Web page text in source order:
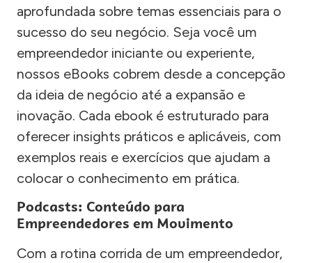
aprofundada sobre temas essenciais para o
sucesso do seu negócio. Seja você um
empreendedor iniciante ou experiente,
nossos eBooks cobrem desde a concepção
da ideia de negócio até a expansão e
inovação. Cada ebook é estruturado para
oferecer insights práticos e aplicáveis, com
exemplos reais e exercícios que ajudam a
colocar o conhecimento em prática.
Podcasts: Conteúdo para
Empreendedores em Movimento
Com a rotina corrida de um empreendedor,